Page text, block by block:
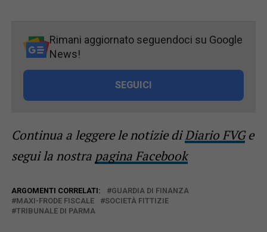
Rimani aggiornato seguendoci su Google
News!
SEGUICI
Continua a leggere le notizie diDiario FVGe
segui la nostra pagina Facebook
ARGOMENTI CORRELATI:
GUARDIA DI FINANZA
MAXI-FRODE FISCALE
SOCIETÀ FITTIZIE
TRIBUNALE DI PARMA